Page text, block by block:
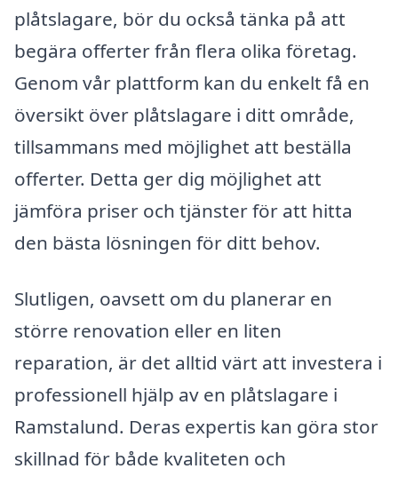
plåtslagare, bör du också tänka på att
begära offerter från flera olika företag.
Genom vår plattform kan du enkelt få en
översikt över plåtslagare i ditt område,
tillsammans med möjlighet att beställa
offerter. Detta ger dig möjlighet att
jämföra priser och tjänster för att hitta
den bästa lösningen för ditt behov.
Slutligen, oavsett om du planerar en
större renovation eller en liten
reparation, är det alltid värt att investera i
professionell hjälp av en plåtslagare i
Ramstalund. Deras expertis kan göra stor
skillnad för både kvaliteten och